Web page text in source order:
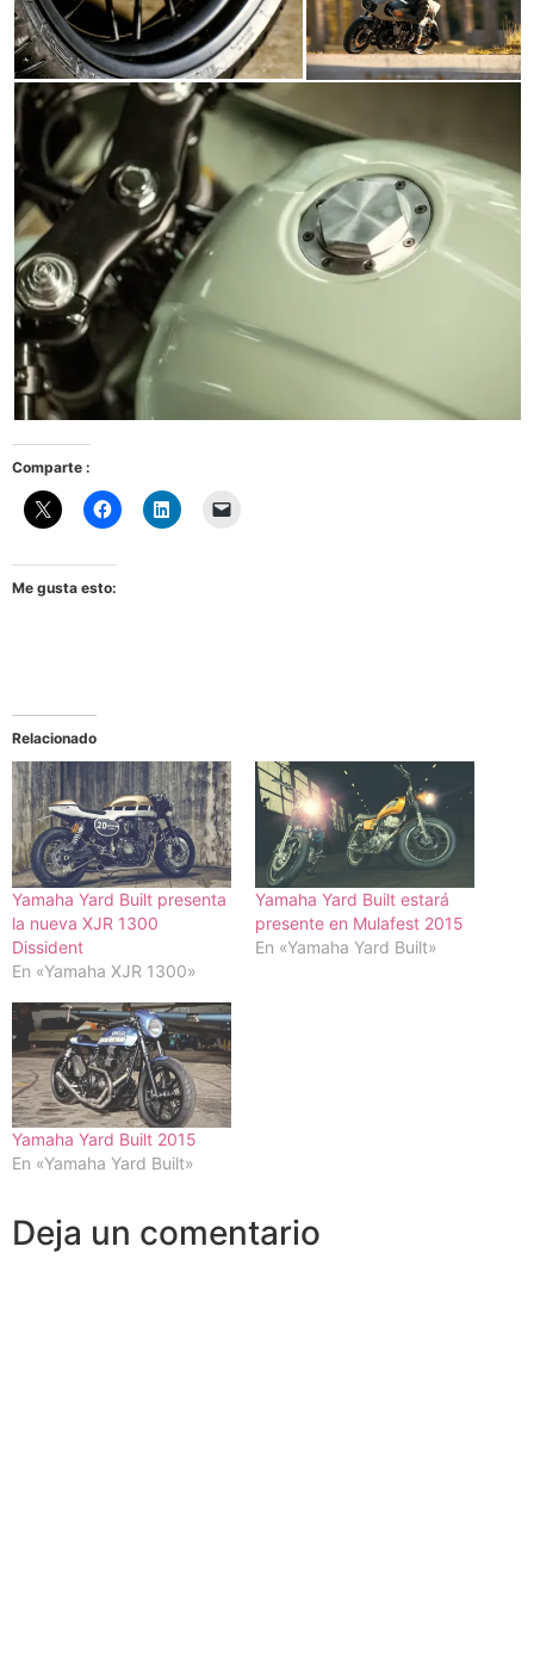
Comparte :
Me gusta esto:
Relacionado
Yamaha Yard Built presenta
la nueva XJR 1300
Dissident
En «Yamaha XJR 1300»
Yamaha Yard Built estará
presente en Mulafest 2015
En «Yamaha Yard Built»
Yamaha Yard Built 2015
En «Yamaha Yard Built»
Deja un comentario